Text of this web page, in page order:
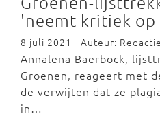
'neemt kritiek op
8 juli 2021 - Auteur:
Annalena Baerbock,
Groenen, reageert met
de verwijten dat ze
in…